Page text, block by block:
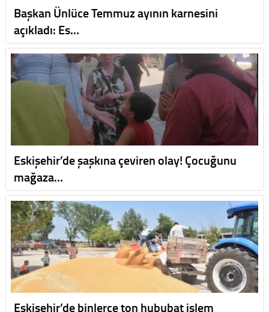
Başkan Ünlüce Temmuz ayının karnesini
açıkladı: Es…
Eskişehir’de şaşkına çeviren olay! Çocuğunu
mağaza…
Eskişehir’de binlerce ton hububat işlem